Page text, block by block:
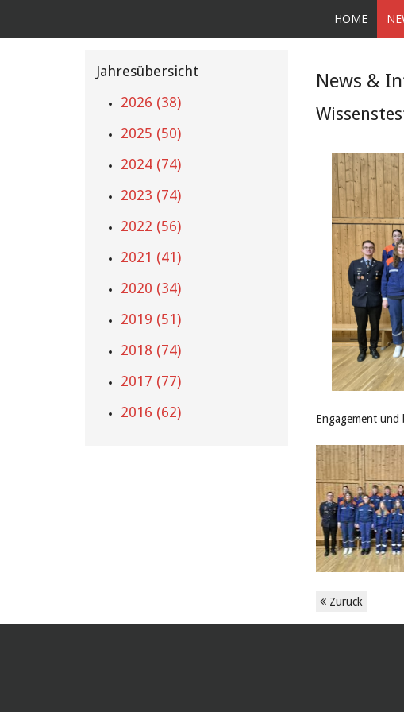
HOME
News &
Engagement und
Zurück
Jahresübersicht
2026 (38)
2025 (50)
2024 (74)
2023 (74)
2022 (56)
2021 (41)
2020 (34)
2019 (51)
2018 (74)
2017 (77)
2016 (62)